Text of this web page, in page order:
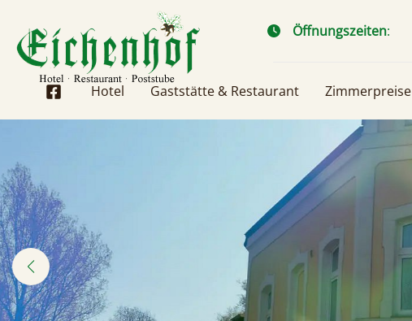
Inhalt
springen
Öffnungszeiten:
Hotel Gaststätte & Restaurant Zimmerpreise